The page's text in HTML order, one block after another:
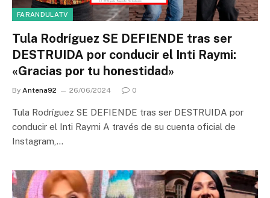
FARANDULATV
Tula Rodríguez SE DEFIENDE tras ser
DESTRUIDA por conducir el Inti Raymi:
«Gracias por tu honestidad»
By Antena92 26/06/2024 0
Tula Rodríguez SE DEFIENDE tras ser DESTRUIDA por
conducir el Inti Raymi A través de su cuenta oficial de
Instagram,…